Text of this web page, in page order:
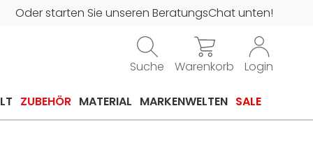
Oder starten Sie unseren BeratungsChat unten!
Suche Warenkorb Login
ZUBEHÖR MATERIAL MARKENWELTEN SALE